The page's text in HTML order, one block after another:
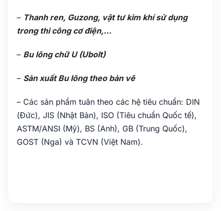
– Thanh ren, Guzong, vật tư kim khí sử dụng
trong thi công cơ điện,…
– Bu lông chữ U (Ubolt)
– Sản xuất Bu lông theo bản vẽ
– Các sản phẩm tuân theo các hệ tiêu chuẩn: DIN
(Đức), JIS (Nhật Bản), ISO (Tiêu chuẩn Quốc tế),
ASTM/ANSI (Mỹ), BS (Anh), GB (Trung Quốc),
GOST (Nga) và TCVN (Việt Nam).